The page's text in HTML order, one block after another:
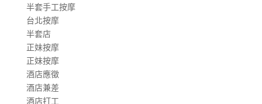
半套手工按摩
台北按摩
半套店
正妹按摩
正妹按摩
酒店應徵
酒店兼差
酒店打工